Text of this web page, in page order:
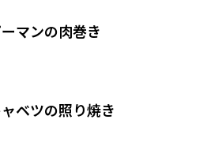
マンの肉巻き
ベツの照り焼き